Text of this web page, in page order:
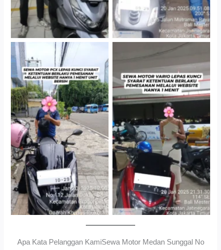
Antar Jemput Kendaraan
Cityplaza Jatinegara
Gedung Parkir P6ASewa
Motor Medan Sunggal No
Ribet, Proses Kilat, Siap
Pakai.
Apa Kata Pelanggan KamiSewa Motor Medan Sunggal No